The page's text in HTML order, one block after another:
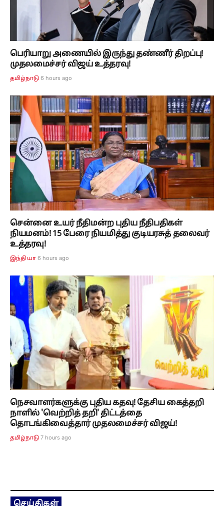
பெரியாறு அணையில் இருந்து தண்ணீர் திறப்பு!
முதலமைச்சர் விஜய் உத்தரவு!
தமிழ்நாடு 6 hours ago
சென்னை உயர் நீதிமன்ற புதிய நீதிபதிகள்
நியமனம்! 15 பேரை நியமித்து குடியரசுத் தலைவர்
உத்தரவு!
இந்தியா 6 hours ago
நெசவாளர்களுக்கு புதிய கதவு! தேசிய கைத்தறி
நாளில் 'வெற்றித் தறி' திட்டத்தை
தொடங்கிவைத்தார் முதலமைச்சர் விஜய்!
தமிழ்நாடு 7 hours ago